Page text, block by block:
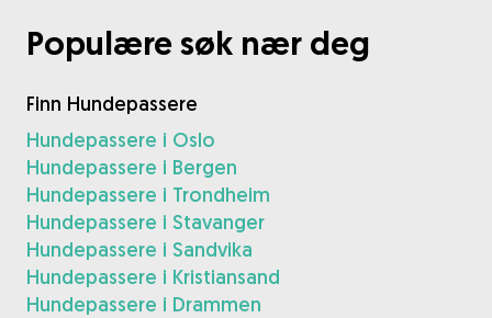
Populære søk nær deg
Finn Hundepassere
Hundepassere i Oslo
Hundepassere i Bergen
Hundepassere i Trondheim
Hundepassere i Stavanger
Hundepassere i Sandvika
Hundepassere i Kristiansand
Hundepassere i Drammen